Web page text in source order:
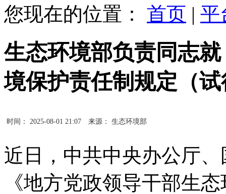
您现在的位置： 首页 | 平
生态环境部负责同志
境保护责任制规定（
时间： 2025-08-01 21:07 来源： 生态环境部
近日，中共中央办公厅
《地方党政领导干部生